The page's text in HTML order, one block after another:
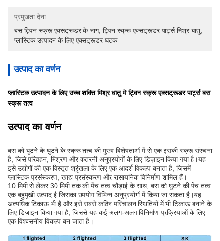
प्रमुखता देना:
बस ट्विन स्क्रू एक्सट्रूडर के भाग, ट्विन स्क्रू एक्सट्रूडर पार्ट्स मिश्र धातु
प्लास्टिक उत्पादन के लिए एक्सट्रूडर घटक
उत्पाद का वर्णन
प्लास्टिक उत्पादन के लिए उच्च शक्ति मिश्र धातु में ट्विन स्क्रू एक्सट्रूडर पार्ट्स बस
स्क्रू तत्व
उत्पाद का वर्णन
बस को घुटने के घुटने के स्क्रू तत्व की मुख्य विशेषताओं में से एक इसकी स्क्रू संरचना
है, जिसे परिवहन, मिश्रण और कतरनी अनुप्रयोगों के लिए डिज़ाइन किया गया है।यह
इसे उद्योगों की एक विस्तृत श्रृंखला के लिए एक आदर्श विकल्प बनाता है, जिसमें
प्लास्टिक प्रसंस्करण, खाद्य प्रसंस्करण और रासायनिक विनिर्माण शामिल हैं।
10 मिमी से लेकर 30 मिमी तक की पेंच तत्व चौड़ाई के साथ, बस को घुटने की पेंच तत्व
एक बहुमुखी उत्पाद है जिसका उपयोग विभिन्न अनुप्रयोगों में किया जा सकता है।यह
अत्यधिक टिकाऊ भी है और इसे सबसे कठिन परिचालन स्थितियों में भी टिकाऊ बनाने के
लिए डिज़ाइन किया गया है, जिससे यह कई अलग-अलग विनिर्माण प्रक्रियाओं के लिए
एक विश्वसनीय विकल्प बन जाता है।